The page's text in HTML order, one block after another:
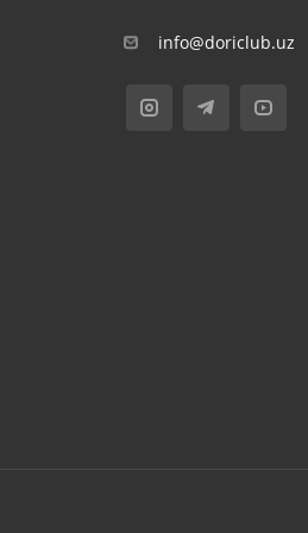
info@doriclub.uz